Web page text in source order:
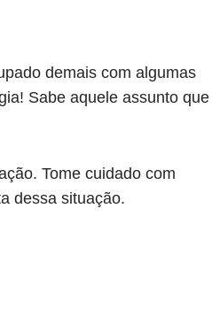
demais com algumas
Sabe aquele assunto que
Tome cuidado com
dessa situação.